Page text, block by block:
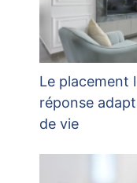
Le placement
réponse
de vie